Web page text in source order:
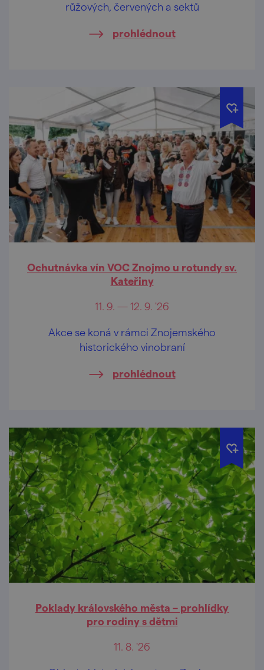
růžových, červených a sektů
prohlédnout
Ochutnávka vín VOC Znojmo u rotundy sv.
Kateřiny
11. 9. — 12. 9. '26
Akce se koná v rámci Znojemského
historického vinobraní
prohlédnout
Poklady královského města – prohlídky
pro rodiny s dětmi
11. 8. '26